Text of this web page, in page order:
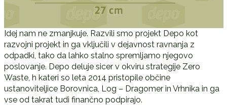
Idej nam ne zmanjkuje. Razvili smo projekt Depo kot
razvojni projekt in ga vključili v dejavnost ravnanja z
odpadki, tako da lahko stalno spremljamo njegovo
poslovanje. Depo deluje sicer v okviru strategije Zero
Waste, h kateri so leta 2014 pristopile občine
ustanoviteljice Borovnica, Log – Dragomer in Vrhnika in ga
vse od takrat tudi finančno podpirajo.